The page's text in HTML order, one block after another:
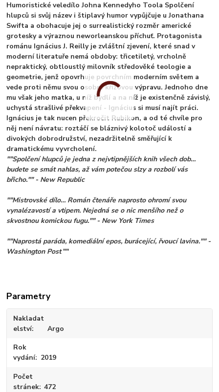
Humoristické veledílo Johna Kennedyho Toola Spolčení
hlupců si svůj název i štiplavý humor vypůjčuje u Jonathana
Swifta a obohacuje jej o surrealistický rozměr americké
grotesky a výraznou neworleanskou příchuť. Protagonista
románu Ignácius J. Reilly je zvláštní zjevení, které snad v
moderní literatuře nemá obdoby: třicetiletý, vrcholně
nepraktický, obtloustlý milovník středověké teologie a
geometrie, jenž opovrhuje povrchním moderním světem a
vede proti němu svou osobní křížovou výpravu. Jednoho dne
mu však jeho matka, u níž bydlí a na níž je existenčně závislý,
uchystá strašlivé překvapení - Ignácius si musí najít práci.
Ignácius je tak nucen překročit Rubikon, a od té chvíle pro
něj není návratu: roztáčí se bláznivý kolotoč událostí a
divokých dobrodružství, nezadržitelně směřující k
dramatickému vyvrcholení.
""Spolčení hlupců je jedna z nejvtipnějších knih všech dob…
budete se smát nahlas, až vám potečou slzy a rozbolí vás
břicho."" - New Republic
""Mistrovské dílo… Román čtenáře naprosto ohromí svou
vynalézavostí a vtipem. Nejedná se o nic menšího než o
skvostnou komickou fugu."" - New York Times
""Naprostá paráda, komediální epos, burácející, řvoucí lavina."" -
Washington Post""
Parametry
Nakladat
elství
Argo
Rok
vydání
2019
Počet
stránek 472